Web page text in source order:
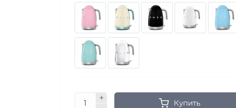
Купить